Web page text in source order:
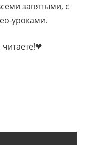
запятыми, с
уроками.